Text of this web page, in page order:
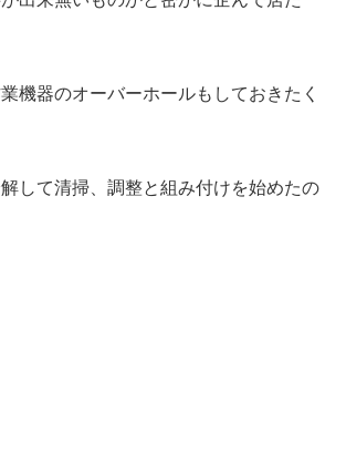
機器のオーバーホールもしておきたく
して清掃、調整と組み付けを始めたの